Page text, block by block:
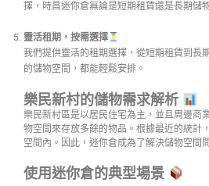
擇，時昌迷你倉無論是短期租賃還是長期儲
靈活租期，按需選擇
我們提供靈活的租期選擇，從短期租賃到長
的儲物空間，都能輕鬆安排。
樂民新村的儲物需求解析
樂民新村區是以居民住宅為主，並且周邊商
物空間來存放多餘的物品。根據最近的統計
空間內。因此，迷你倉成為了解決儲物空間
使用迷你倉的典型場景